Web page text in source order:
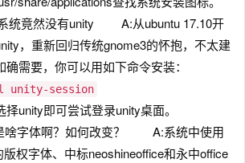
统竟然没有unity A:从ubuntu 17.10开
，重新回归传统gnome3的怀抱，不太建
需要，你可以用如下命令安装：
unity-session
unity即可尝试登录unity桌面。
啥字体啊？如何改变？ A:系统中使用
权字体、中标neoshineoffice和永中office